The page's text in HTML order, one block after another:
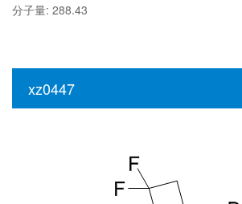
分子量: 288.43
xz0447